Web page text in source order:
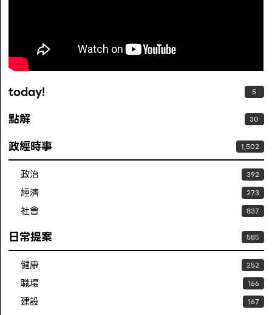
today! 5
點解 30
政經時事 1,502
政治 392
經濟 273
社會 837
日常提案 585
健康 252
職場 166
建設 167